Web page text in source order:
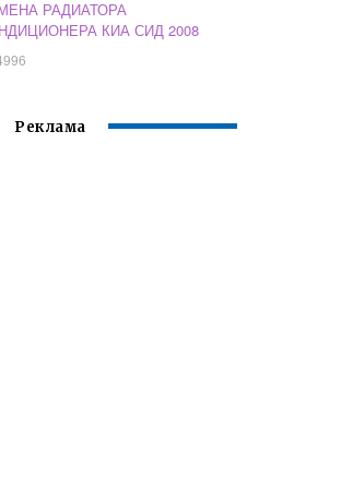
РАДИАТОРА
КИА СИД 2008
Реклама